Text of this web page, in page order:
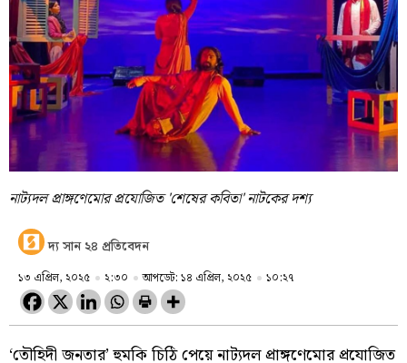
নাট্যদল প্রাঙ্গণেমোর প্রযোজিত 'শেষের কবিতা' নাটকের দশ্য
দ্য সান ২৪ প্রতিবেদন
১৩ এপ্রিল, ২০২৫ ২:৩০ আপডেট: ১৪ এপ্রিল, ২০২৫ ১০:২৭
‘তৌহিদী জনতার’ হুমকি চিঠি পেয়ে নাট্যদল প্রাঙ্গণেমোর প্রযোজিত